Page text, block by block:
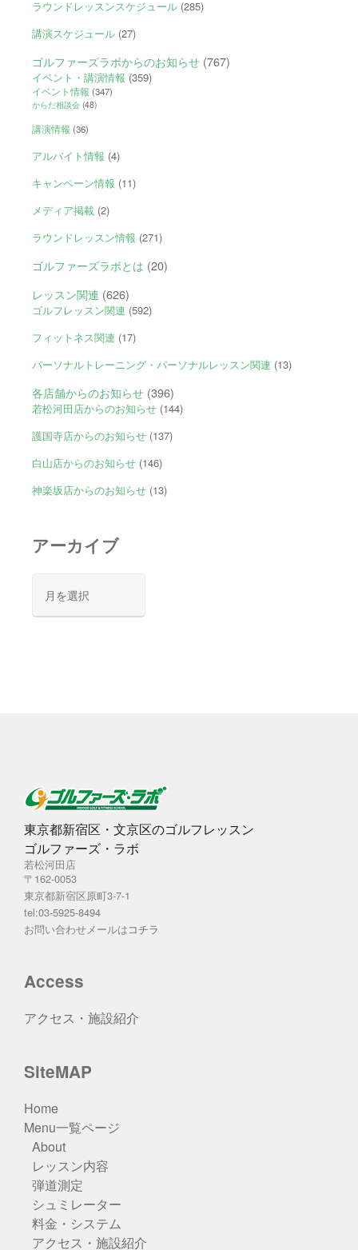
ラウンドレッスンスケジュール(285)
講演スケジュール(27)
ゴルファーズラボからのお知らせ(767)
イベント・講演情報 (359)
イベント情報 (347)
からだ相談会(48)
講演情報 (36)
アルバイト情報 (4)
キャンペーン情報 (11)
メディア掲載(2)
ラウンドレッスン情報 (271)
ゴルファーズラボとは (20)
レッスン関連 (626)
ゴルフレッスン関連 (592)
フィットネス関連 (17)
パーソナルトレーニング・パーソナルレッスン関連 (13)
各店舗からのお知らせ(396)
若松河田店からのお知らせ(144)
護国寺店からのお知らせ(137)
白山店からのお知らせ(146)
神楽坂店からのお知らせ(13)
アーカイブ
カ
東京都新宿区・文京区のゴルフレッスン
ゴルファーズ・ラボ
若松河田店
〒162-0053
東京都新宿区原町3-7-1
tel:03-5925-8494
お問い合わせメールはコチラ
Access
アクセス・施設紹介
SiteMAP
Home
Menu一覧ページ
About
レッスン内容
弾道測定
シュミレーター
料金・システム
アクセス・施設紹介